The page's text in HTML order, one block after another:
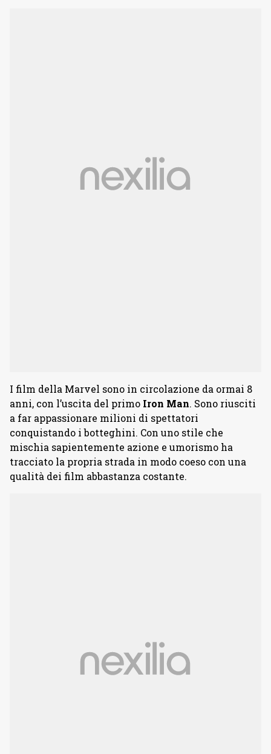
I film della Marvel sono in circolazione da ormai 8
anni, con l’uscita del primo Iron Man. Sono riusciti
a far appassionare milioni di spettatori
conquistando i botteghini. Con uno stile che
mischia sapientemente azione e umorismo ha
tracciato la propria strada in modo coeso con una
qualità dei film abbastanza costante.